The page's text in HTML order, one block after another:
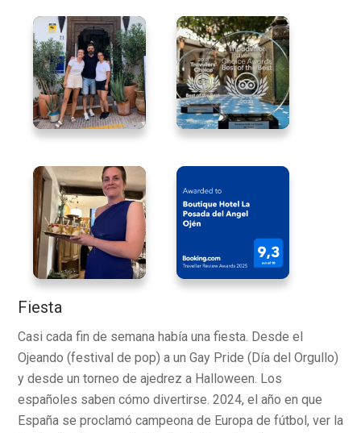
Fiesta
Casi cada fin de semana había una fiesta. Desde el
Ojeando (festival de pop) a un Gay Pride (Día del Orgullo)
y desde un torneo de ajedrez a Halloween. Los
españoles saben cómo divertirse. 2024, el año en que
España se proclamó campeona de Europa de fútbol, ver la